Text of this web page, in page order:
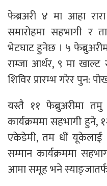
फेब्रअरी ४ मा आहा
समारोहमा सहभागी र
भेटघाट हुनेछ । ५
राम्जा आर्थर, ९ मा
शिविर प्रारम्भ गरेर पुन:
यस्तै ११ फेब्रुअरीमा तमु
कार्यक्रममा सहभागी हुने,
एकेडेमी, तम धीं यूकेलाई
सम्मान कार्यक्रममा
आमा समूह भने